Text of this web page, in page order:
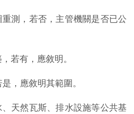
測，若否，主管機關是否已公
若有，應敘明。
，應敘明其範圍。
天然瓦斯、排水設施等公共基